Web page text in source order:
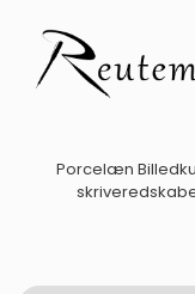
Porcelæn